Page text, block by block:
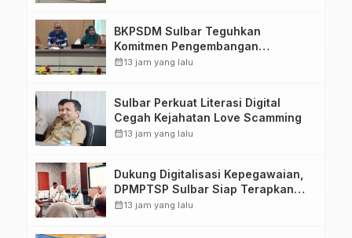
BKPSDM Sulbar Teguhkan
Komitmen Pengembangan
Kompetensi ASN melalui
calendar_month13 jam yang lalu
Sulbar Perkuat Literasi Digital
Cegah Kejahatan Love Scamming
calendar_month13 jam yang lalu
Dukung Digitalisasi Kepegawaian,
DPMPTSP Sulbar Siap Terapkan
Aplikasi FLEKSI ASN
calendar_month13 jam yang lalu